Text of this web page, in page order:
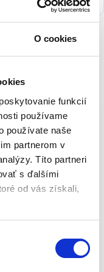
O cookies
funkcií
používame
používate naše
partnerom v
Títo partneri
s ďalšími
od vás získali,
veľ. M | NEO
teplotách.
trojitým prešívaním v
vydržia aj veľkú záťaž
odnímateľné
ešte viac
profesionálov.